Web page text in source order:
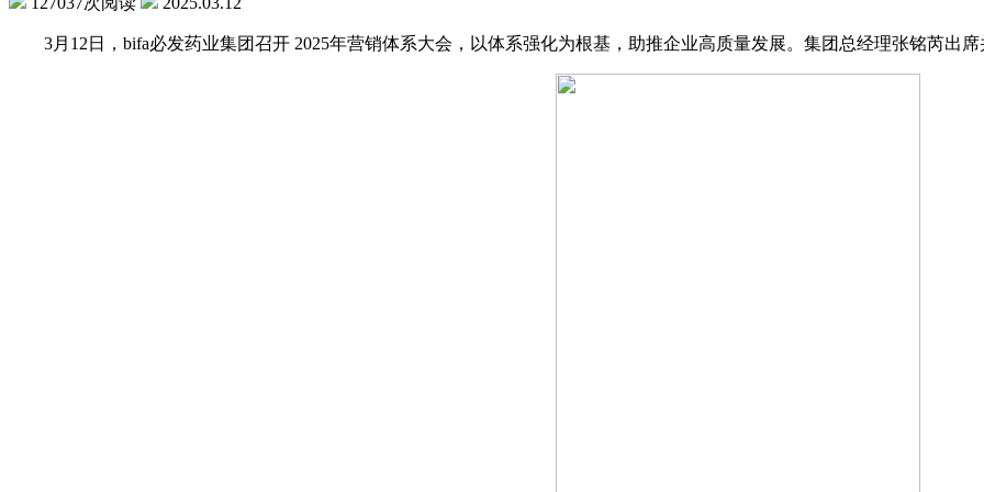
3月12日，bifa必发药业集团召开 2025年营销体系大会，以体系强化为根基，助推企业高质量发展。集团总经理张铭芮出席并